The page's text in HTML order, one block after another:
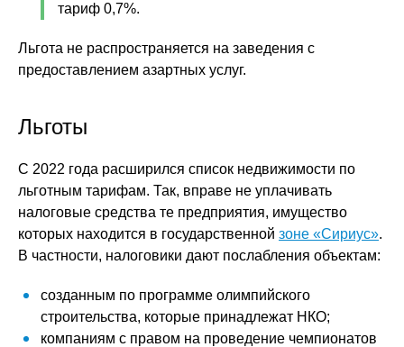
тариф 0,7%.
Льгота не распространяется на заведения с
предоставлением азартных услуг.
Льготы
С 2022 года расширился список недвижимости по
льготным тарифам. Так, вправе не уплачивать
налоговые средства те предприятия, имущество
которых находится в государственной зоне «Сириус».
В частности, налоговики дают послабления объектам:
созданным по программе олимпийского
строительства, которые принадлежат НКО;
компаниям с правом на проведение чемпионатов